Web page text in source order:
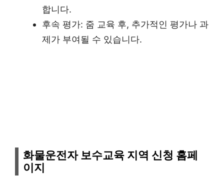
합니다.
후속 평가: 줌 교육 후, 추가적인 평가나 과
제가 부여될 수 있습니다.
화물운전자 보수교육 지역 신청 홈페
이지